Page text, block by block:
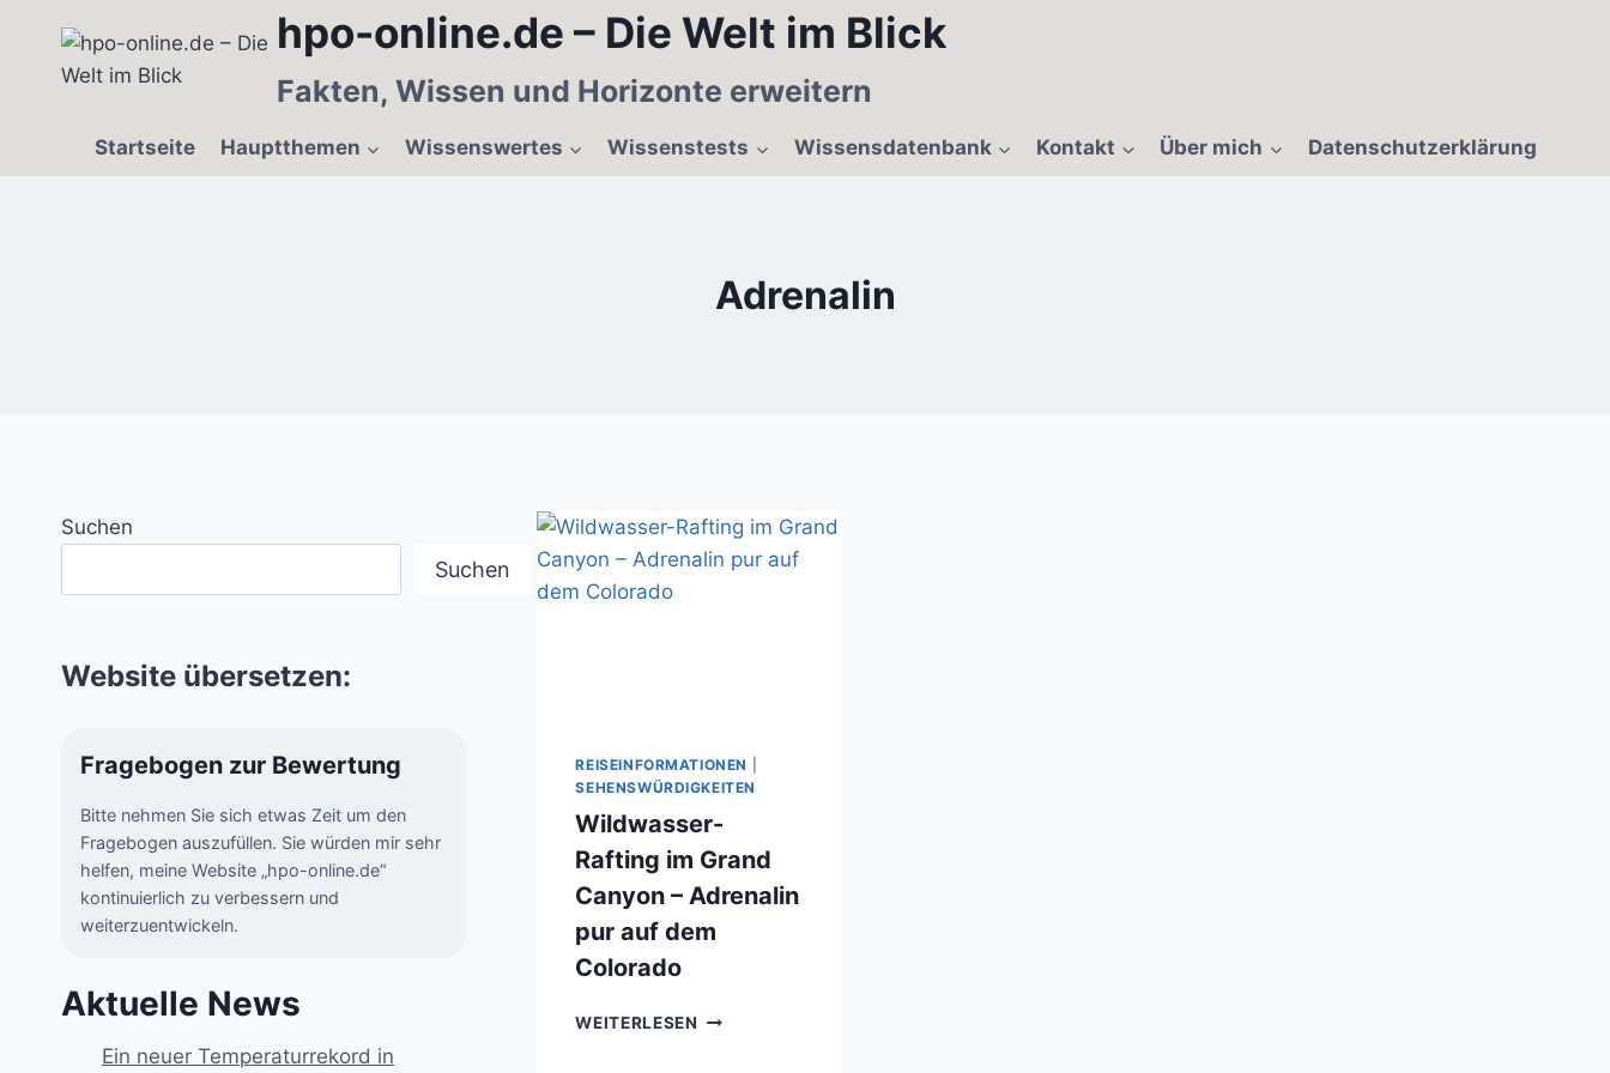
springen
hpo-online.de – Die Welt im Blick
Fakten, Wissen und Horizonte erweitern
Startseite Hauptthemen Wissenswertes Wissenstests Wissensdatenbank Kontakt Über mich Datenschutzerklärung
Adrenalin
REISEINFORMATIONEN
SEHENSWÜRDIGKEITEN
Wildwasser-
Rafting im Grand
Canyon – Adrenalin
pur auf dem
Colorado
WEITERLESEN WILDWASSER-
Suchen
Suchen
Website übersetzen:
Fragebogen zur Bewertung
Bitte nehmen Sie sich etwas Zeit um den
Fragebogen auszufüllen. Sie würden mir sehr
helfen, meine Website „hpo-online.de“
kontinuierlich zu verbessern und
weiterzuentwickeln.
Aktuelle News
Ein neuer Temperaturrekord in